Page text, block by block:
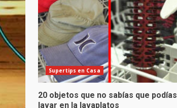
Supertips en Casa
20 objetos que no sabías que podías
lavar en la lavaplatos